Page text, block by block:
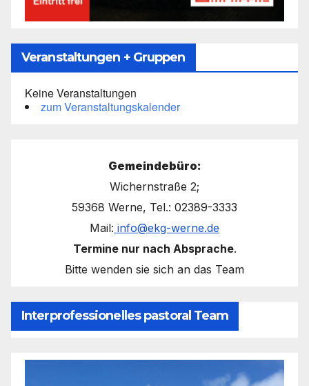
Veranstaltungen + Gruppen
Keine Veranstaltungen
zum Veranstaltungskalender
Gemeindebüro:
Wichernstraße 2;
59368 Werne, Tel.: 02389-3333
Mail: info@ekg-werne.de
Termine nur nach Absprache.
Bitte wenden sie sich an das Team
Interprofessionelles pastoral Team